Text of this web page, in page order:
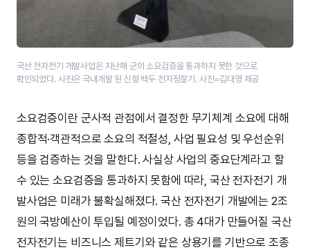
국산 전자전기 개발사업은 지난해 군의 소요검증을 통과하지 못한 것으로
확인되었다. 사진은 국내개발 된 신형 백두 전자정찰기. 사진=김대영 제공
소요검증이란 군사적 관점에서 결정한 무기체계 소요에 대해
종합적·객관적으로 소요의 적절성, 사업 필요성 및 우선순위
등을 검증하는 것을 말한다. 사실상 사업의 중요단계라고 할
수 있는 소요검증을 통과하지 못함에 따라, 국산 전자전기 개
발사업은 미래가 불확실해졌다. 국산 전자전기 개발에는 2조
원의 국방예산이 투입될 예정이었다. 총 4대가 만들어질 국산
전자전기는 비즈니스 제트기와 같은 상용기를 기반으로 조종